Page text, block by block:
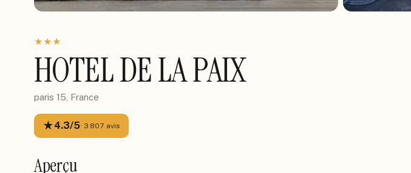
★★★
HOTEL DE LA PAIX
paris 15, France
★4.3/5· 3 807 avis
Aperçu